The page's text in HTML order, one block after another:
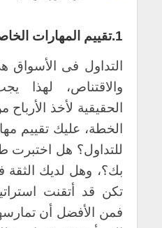
1.تقييم المهارات الخاصة بك
التداول فى الأسواق
والاقتناص، لهذا
الحقيقية لأخذ
الخطة، عليك تقييم
للتداول؟ هل اختبرت
بك؟، وهل لديك الثقة
تكن قد أتقنت
فمن الأفضل أن